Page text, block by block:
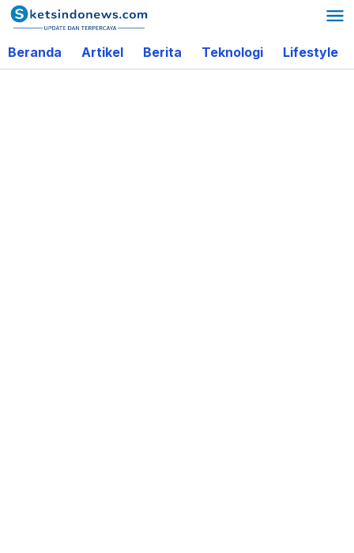
Lewati
ke
konten
Beranda Artikel Berita Teknologi Lifestyle